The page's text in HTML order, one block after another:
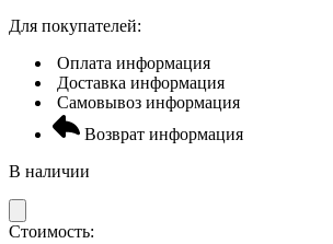
Для покупателей:
Оплата информация
Доставка информация
Самовывоз информация
Возврат информация
В наличии
Стоимость: